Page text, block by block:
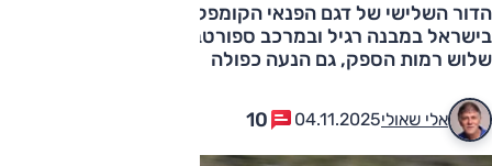
הדור השלישי של דגם הפנאי הקומפקטי של אודי מתייצב
בישראל במבנה רגיל ובמרכב ספורטבק, שני מנועים לבחירה,
שלוש רמות הספק, גם הנעה כפולה
אלי שאולי04.11.2025
10